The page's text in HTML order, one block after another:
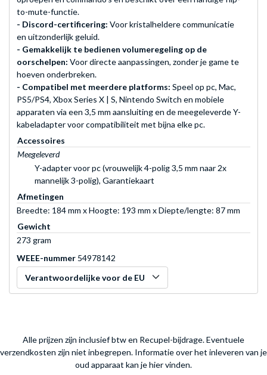
to-mute-functie.
- Discord-certificering: Voor kristalheldere communicatie
en uitzonderlijk geluid.
- Gemakkelijk te bedienen volumeregeling op de
oorschelpen: Voor directe aanpassingen, zonder je game te
hoeven onderbreken.
- Compatibel met meerdere platforms: Speel op pc, Mac,
PS5/PS4, Xbox Series X | S, Nintendo Switch en mobiele
apparaten via een 3,5 mm aansluiting en de meegeleverde Y-
kabeladapter voor compatibiliteit met bijna elke pc.
Accessoires
Meegeleverd
Y-adapter voor pc (vrouwelijk 4-polig 3,5 mm naar 2x
mannelijk 3-polig), Garantiekaart
Afmetingen
Breedte: 184 mm x Hoogte: 193 mm x Diepte/lengte: 87 mm
Gewicht
273 gram
WEEE-nummer 54978142
Verantwoordelijke voor de EU
Alle prijzen zijn inclusief btw en Recupel-bijdrage. Eventuele
verzendkosten zijn niet inbegrepen. Informatie over het inleveren van je
oud apparaat kan je hier vinden.